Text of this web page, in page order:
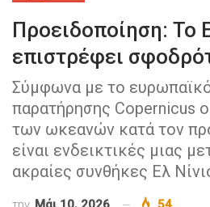
Προειδοποίηση: Το
επιστρέφει
Σύμφωνα με το
παρατήρησης Copernicus
των ωκεανών κατά τον
είναι ενδεικτικές μιας
ακραίες συνθήκες Ελ